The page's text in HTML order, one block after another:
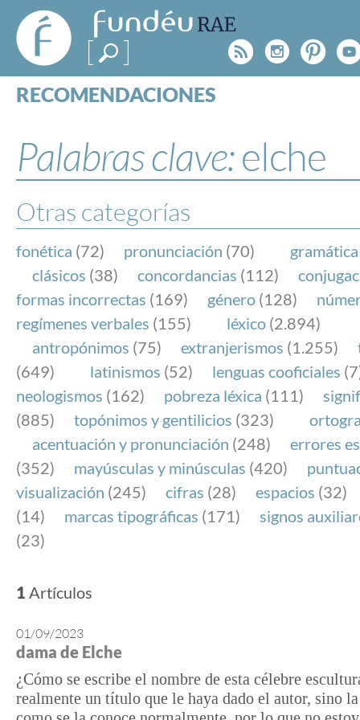
FundéuRAE
- Fundación
del Español
Urgente
Rss
RECOMENDACIONES
ESPECIALES
BLOG
NOTICIAS
SOBRE LA FUNDÉURAE
FundéuRAE es una fundación patrocinada por la
y la Real Academia Española, cuyo objetivo es
el buen uso del español en los medios de
Internet.
Palabras clave:elche
Otras categorías
fonética (72) pronunciación (70) gramática
clásicos (38) concordancias (112)
formas incorrectas (169) género (128)
regímenes verbales (155) léxico (2.894)
antropónimos (75) extranjerismos (1.255)
(649)
latinismos (52) lenguas cooficiales
neologismos (162) pobreza léxica (111)
(885)
topónimos y gentilicios (323)
acentuación y pronunciación (248)
errores
(352)
mayúsculas y minúsculas (420)
visualización (245) cifras (28) espacios (32)
(14)
marcas tipográficas (171)
signos
(23)
1 Artículos
01/09/2023
dama de Elche
¿Cómo se escribe el nombre de esta célebre
realmente un título que le haya dado el autor, sino